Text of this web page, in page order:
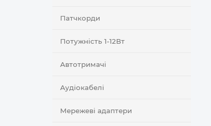
Патчкорди
Потужність 1-12Вт
Автотримачі
Аудіокабелі
Мережеві адаптери